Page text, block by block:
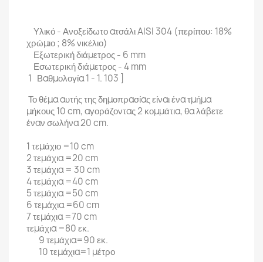
Υλικό - Ανοξείδωτο ατσάλι AISI 304 (περίπου: 18%
χρώμιο ; 8% νικέλιο)
Εξωτερική διάμετρος - 6 mm
Εσωτερική διάμετρος - 4 mm
1 Βαθμολογία 1 - 1. 103 ]
Το θέμα αυτής της δημοπρασίας είναι ένα τμήμα
μήκους 10 cm, αγοράζοντας 2 κομμάτια, θα λάβετε
έναν σωλήνα 20 cm.
1 τεμάχιο =10 cm
2 τεμάχια =20 cm
3 τεμάχια = 30 cm
4 τεμάχια =40 cm
5 τεμάχια =50 cm
6 τεμάχια =60 cm
7 τεμάχια =70 cm
τεμάχια =80 εκ.
9 τεμάχια=90 εκ.
10 τεμάχια=1 μέτρο